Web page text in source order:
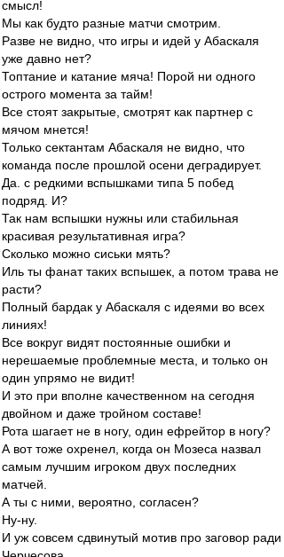
смысл!
Мы как будто разные матчи смотрим.
Разве не видно, что игры и идей у Абаскаля
уже давно нет?
Топтание и катание мяча! Порой ни одного
острого момента за тайм!
Все стоят закрытые, смотрят как партнер с
мячом мнется!
Только сектантам Абаскаля не видно, что
команда после прошлой осени деградирует.
Да. с редкими вспышками типа 5 побед
подряд. И?
Так нам вспышки нужны или стабильная
красивая результативная игра?
Сколько можно сиськи мять?
Иль ты фанат таких вспышек, а потом трава не
расти?
Полный бардак у Абаскаля с идеями во всех
линиях!
Все вокруг видят постоянные ошибки и
нерешаемые проблемные места, и только он
один упрямо не видит!
И это при вполне качественном на сегодня
двойном и даже тройном составе!
Рота шагает не в ногу, один ефрейтор в ногу?
А вот тоже охренел, когда он Мозеса назвал
самым лучшим игроком двух последних
матчей.
А ты с ними, вероятно, согласен?
Ну-ну.
И уж совсем сдвинутый мотив про заговор ради